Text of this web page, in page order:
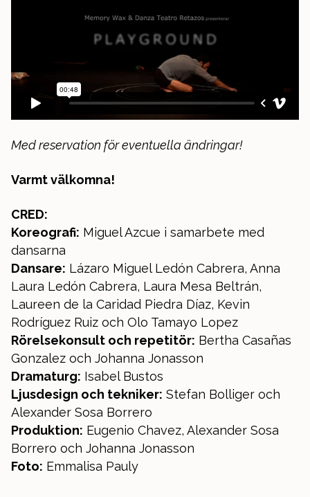
Med reservation för eventuella ändringar!
Varmt välkomna!
CRED:
Koreografi: Miguel Azcue i samarbete med
dansarna
Dansare: Lázaro Miguel Ledón Cabrera, Anna
Laura Ledón Cabrera, Laura Mesa Beltrán,
Laureen de la Caridad Piedra Díaz, Kevin
Rodríguez Ruiz och Olo Tamayo Lopez
Rörelsekonsult och repetitör: Bertha Casañas
Gonzalez och Johanna Jonasson
Dramaturg: Isabel Bustos
Ljusdesign och tekniker: Stefan Bolliger och
Alexander Sosa Borrero
Produktion: Eugenio Chavez, Alexander Sosa
Borrero och Johanna Jonasson
Foto: Emmalisa Pauly